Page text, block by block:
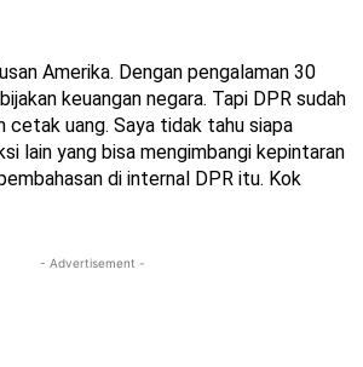
Amerika. Dengan pengalaman 30
keuangan negara. Tapi DPR sudah
cetak uang. Saya tidak tahu siapa
lain yang bisa mengimbangi kepintaran
di internal DPR itu. Kok
- Advertisement -